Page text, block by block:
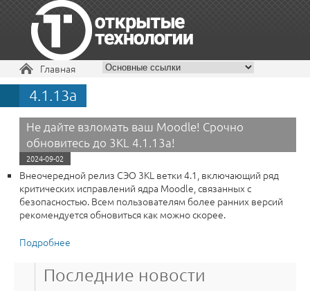
Вы здесь
Главная
4.1.13a
Не дайте взломать ваш Moodle! Срочно
обновитесь до 3KL 4.1.13a!
2024-09-02
Внеочередной релиз СЭО 3КL ветки 4.1, включающий ряд
критических исправлений ядра Moodle, связанных с
безопасностью. Всем пользователям более ранних версий
рекомендуется обновиться как можно скорее.
Подробнее
Последние новости